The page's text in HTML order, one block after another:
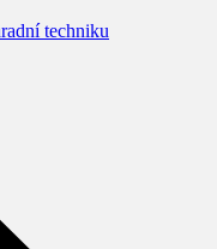
techniku